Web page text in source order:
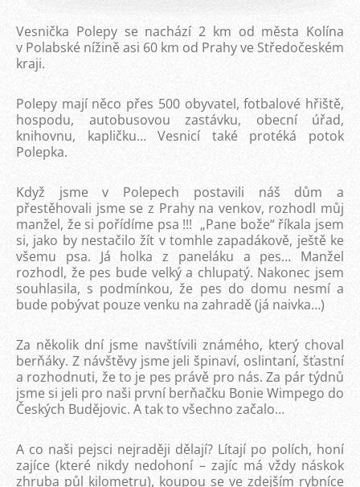
Vesnička Polepy se nachází 2 km od města Kolína
v Polabské nížině asi 60 km od Prahy ve Středočeském
kraji.
Polepy mají něco přes 500 obyvatel, fotbalové hřiště,
hospodu, autobusovou zastávku, obecní úřad,
knihovnu, kapličku... Vesnicí také protéká potok
Polepka.
Když jsme v Polepech postavili náš dům a
přestěhovali jsme se z Prahy na venkov, rozhodl můj
manžel, že si pořídíme psa !!! „Pane bože“ říkala jsem
si, jako by nestačilo žít v tomhle zapadákově, ještě ke
všemu psa. Já holka z paneláku a pes… Manžel
rozhodl, že pes bude velký a chlupatý. Nakonec jsem
souhlasila, s podmínkou, že pes do domu nesmí a
bude pobývat pouze venku na zahradě (já naivka…)
Za několik dní jsme navštívili známého, který choval
berňáky. Z návštěvy jsme jeli špinaví, oslintaní, šťastní
a rozhodnuti, že to je pes právě pro nás. Za pár týdnů
jsme si jeli pro naši první berňačku Bonie Wimpego do
Českých Budějovic. A tak to všechno začalo…
A co naši pejsci nejraději dělají? Lítají po polích, honí
zajíce (které nikdy nedohoní – zajíc má vždy náskok
zhruba půl kilometru), koupou se ve zdejším rybníce